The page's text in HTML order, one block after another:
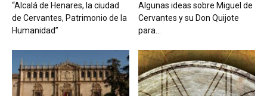
“Alcalá de Henares, la ciudad
de Cervantes, Patrimonio de la
Humanidad”
Algunas ideas sobre Miguel de
Cervantes y su Don Quijote
para...